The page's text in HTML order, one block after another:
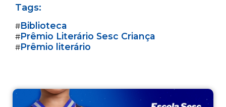
Tags:
#Biblioteca
#Prêmio Literário Sesc Criança
#Prêmio literário